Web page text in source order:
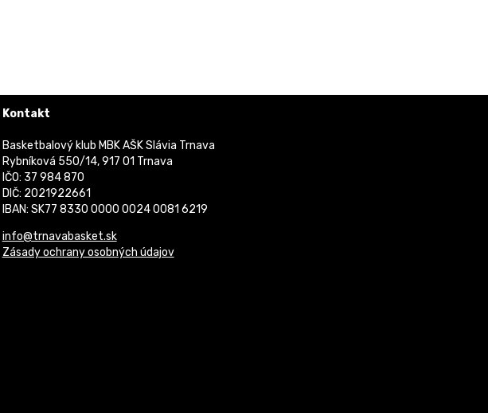
Kontakt
Basketbalový klub MBK AŠK Slávia Trnava
Rybníková 550/14, 917 01 Trnava
IČO: 37 984 870
DIČ: 2021922661
IBAN: SK77 8330 0000 0024 0081 6219
info@trnavabasket.sk
Zásady ochrany osobných údajov